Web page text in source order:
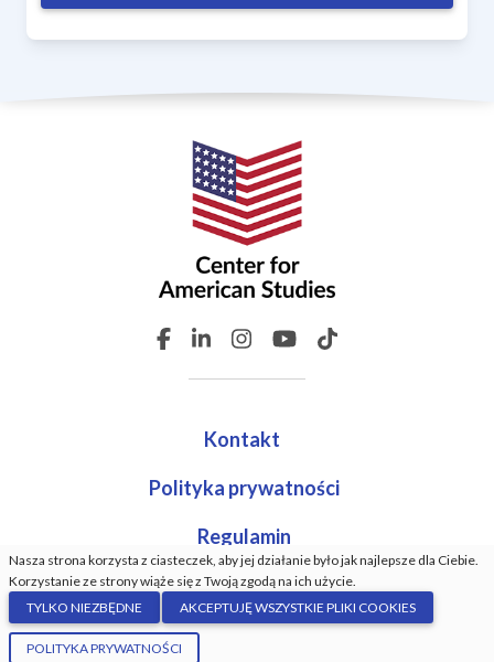
Kontakt
Polityka prywatności
Regulamin
© Center For American Studies. Wszystkie prawa
zastrzeżone. Wykonanie:
Nasza strona korzysta z ciasteczek, aby jej działanie było jak najlepsze dla Ciebie.
Korzystanie ze strony wiąże się z Twoją zgodą na ich użycie.
TYLKO NIEZBĘDNE
AKCEPTUJĘ WSZYSTKIE PLIKI COOKIES
POLITYKA PRYWATNOŚCI